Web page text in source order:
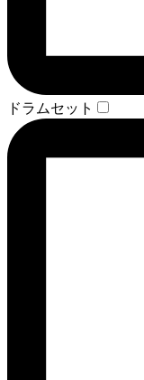
ドラムセット